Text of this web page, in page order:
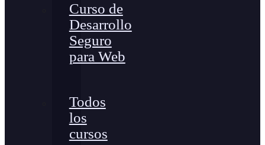
Curso de
Desarrollo
Seguro
para Web
Todos
los
cursos